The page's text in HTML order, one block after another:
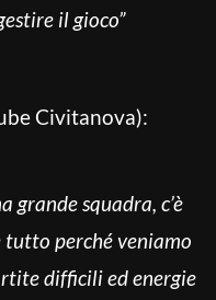
il gioco”
Civitanova):
grande squadra, c’è
perché veniamo
difficili ed energie